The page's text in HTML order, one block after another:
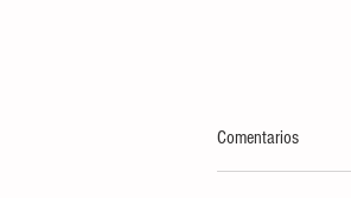
Comentarios